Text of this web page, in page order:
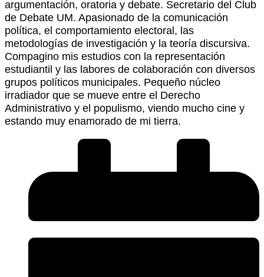
argumentación, oratoria y debate. Secretario del Club
de Debate UM. Apasionado de la comunicación
política, el comportamiento electoral, las
metodologías de investigación y la teoría discursiva.
Compagino mis estudios con la representación
estudiantil y las labores de colaboración con diversos
grupos políticos municipales. Pequeño núcleo
irradiador que se mueve entre el Derecho
Administrativo y el populismo, viendo mucho cine y
estando muy enamorado de mi tierra.